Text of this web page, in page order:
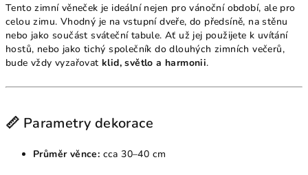
Tento zimní věneček je ideální nejen pro vánoční období, ale pro
celou zimu. Vhodný je na vstupní dveře, do předsíně, na stěnu
nebo jako součást sváteční tabule. Ať už jej použijete k uvítání
hostů, nebo jako tichý společník do dlouhých zimních večerů,
bude vždy vyzařovat klid, světlo a harmonii.
📏 Parametry dekorace
Průměr věnce: cca 30–40 cm